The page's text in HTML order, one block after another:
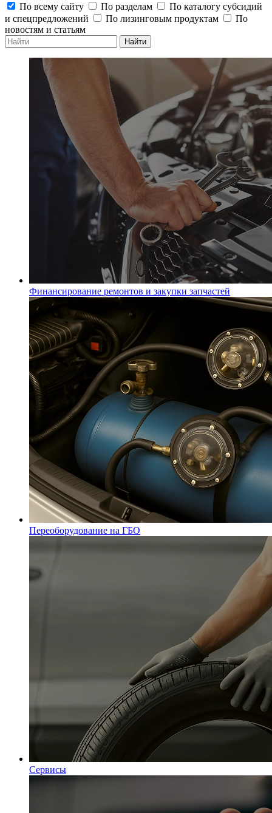
По всему сайту
По разделам
По каталогу субсидий
и спецпредложений
По лизинговым продуктам
По
новостям и статьям
Найти
Финансирование ремонтов и закупки запчастей
Переоборудование на ГБО
Сервисы